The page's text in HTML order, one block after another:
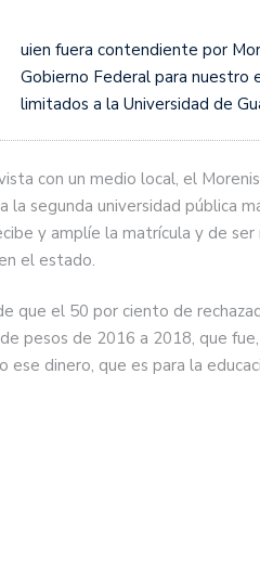
uien fuera contendiente por
Gobierno Federal para nuestro
limitados a la Universidad de
con un medio local, el
la segunda universidad pública
y amplíe la matrícula y de
el estado.
que el 50 por ciento de
pesos de 2016 a 2018, que
ese dinero, que es para la